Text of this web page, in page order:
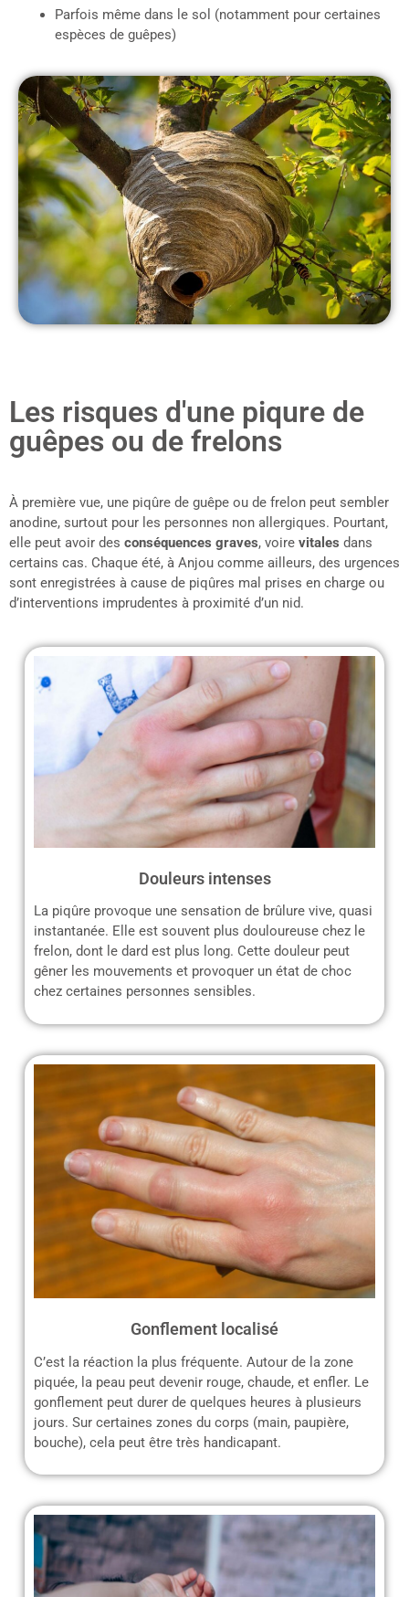
Parfois même dans le sol (notamment pour certaines
espèces de guêpes)
Les risques d'une piqure de
guêpes ou de frelons
À première vue, une piqûre de guêpe ou de frelon peut sembler
anodine, surtout pour les personnes non allergiques. Pourtant,
elle peut avoir des conséquences graves, voire vitales dans
certains cas. Chaque été, à Anjou comme ailleurs, des urgences
sont enregistrées à cause de piqûres mal prises en charge ou
d’interventions imprudentes à proximité d’un nid.
Douleurs intenses
La piqûre provoque une sensation de brûlure vive, quasi
instantanée. Elle est souvent plus douloureuse chez le
frelon, dont le dard est plus long. Cette douleur peut
gêner les mouvements et provoquer un état de choc
chez certaines personnes sensibles.
Gonflement localisé
C’est la réaction la plus fréquente. Autour de la zone
piquée, la peau peut devenir rouge, chaude, et enfler. Le
gonflement peut durer de quelques heures à plusieurs
jours. Sur certaines zones du corps (main, paupière,
bouche), cela peut être très handicapant.